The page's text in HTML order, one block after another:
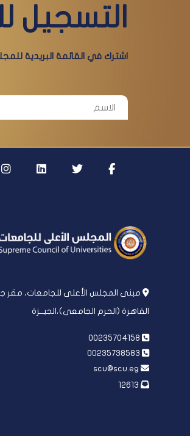
التسجيل
اشترك في القائمة البريدية
مبنى المجلس الأعلى للجامعات، مقر
القاهرة (الحرم الجامعى)،الجيــزة